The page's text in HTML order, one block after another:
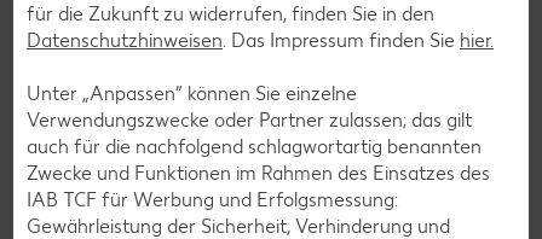
Glutenfreie Rezepte
für die Zukunft zu widerrufen, finden Sie in den
Datenschutzhinweisen . Das Impressum finden Sie hier.
Unter „Anpassen“ können Sie einzelne
Verwendungszwecke oder Partner zulassen; das gilt
auch für die nachfolgend schlagwortartig benannten
Zwecke und Funktionen im Rahmen des Einsatzes des
IAB TCF für Werbung und Erfolgsmessung:
Gewährleistung der Sicherheit, Verhinderung und